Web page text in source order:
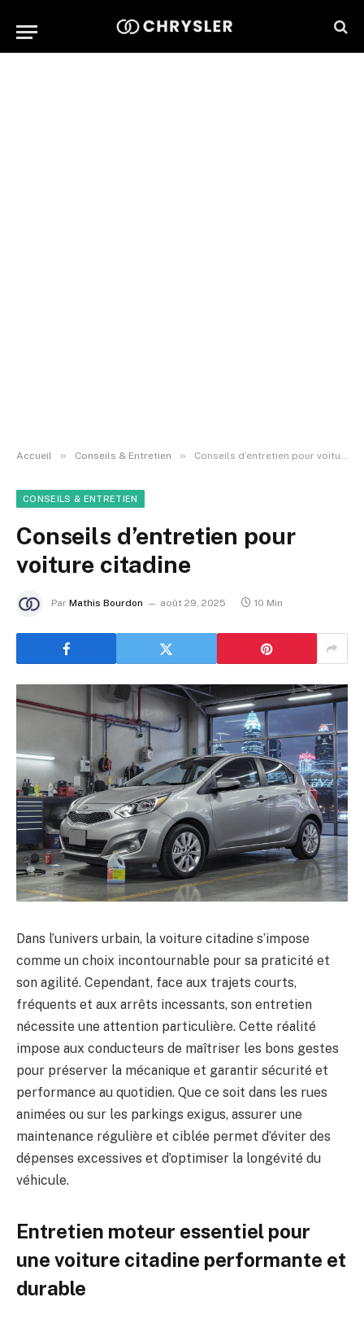
Accueil » Conseils & Entretien » Conseils d’entretien pour voiture citadine
CONSEILS & ENTRETIEN
Conseils d’entretien pour
voiture citadine
Par Mathis Bourdon août 29, 2025 10 Min
Dans l’univers urbain, la voiture citadine s’impose
comme un choix incontournable pour sa praticité et
son agilité. Cependant, face aux trajets courts,
fréquents et aux arrêts incessants, son entretien
nécessite une attention particulière. Cette réalité
impose aux conducteurs de maîtriser les bons gestes
pour préserver la mécanique et garantir sécurité et
performance au quotidien. Que ce soit dans les rues
animées ou sur les parkings exigus, assurer une
maintenance régulière et ciblée permet d’éviter des
dépenses excessives et d’optimiser la longévité du
véhicule.
Entretien moteur essentiel pour
une voiture citadine performante et
durable